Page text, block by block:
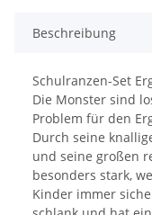
Beschreibung
Schulranzen-Set
Die Monster sind
Problem für den
Durch seine
und seine großen
besonders stark,
Kinder immer